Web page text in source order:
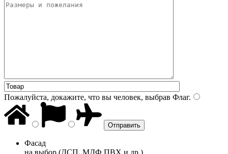
Пожалуйста, докажите, что вы человек, выбрав Флаг.
Фасад
на выбор (ДСП, МДФ ПВХ и др.)